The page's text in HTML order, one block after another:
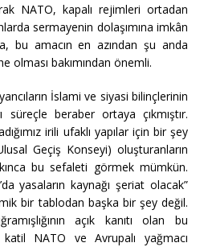
NATO, kapalı rejimleri ortadan
sermayenin dolaşımına imkân
bu amacın en azından şu anda
olması bakımından önemli.
İslami ve siyasi bilinçlerinin
beraber ortaya çıkmıştır.
irili ufaklı yapılar için bir şey
Geçiş Konseyi) oluşturanların
bu sefaleti görmek mümkün.
yasaların kaynağı şeriat olacak”
bir tablodan başka bir şey değil.
açık kanıtı olan bu
NATO ve Avrupalı yağmacı